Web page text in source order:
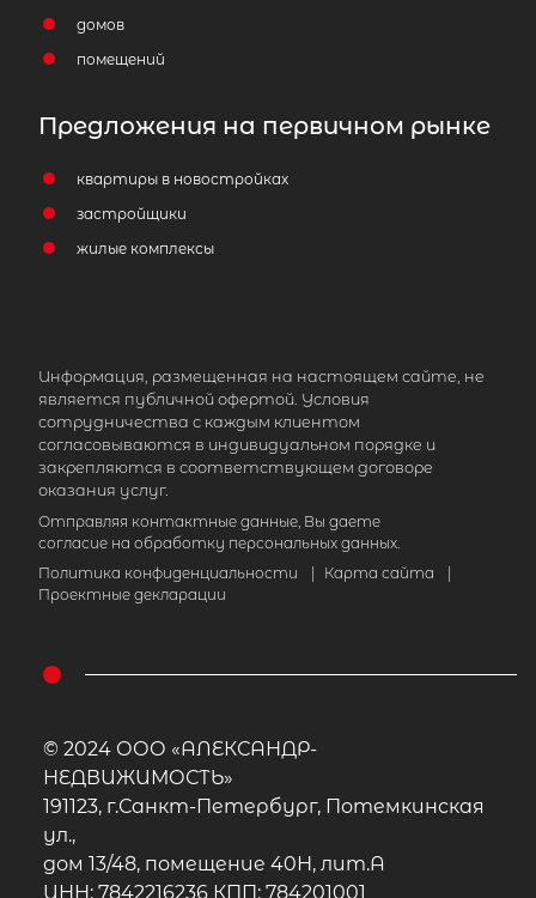
домов
помещений
Предложения на первичном рынке
квартиры в новостройках
застройщики
жилые комплексы
Информация, размещенная на настоящем сайте, не
является публичной офертой. Условия
сотрудничества с каждым клиентом
согласовываются в индивидуальном порядке и
закрепляются в соответствующем договоре
оказания услуг.
Отправляя контактные данные, Вы даете
согласие на обработку персональных данных.
Политика конфиденциальности
Карта сайта
Проектные декларации
© 2024 ООО «АЛЕКСАНДР-
НЕДВИЖИМОСТЬ»
191123, г.Санкт-Петербург, Потемкинская
ул.,
дом 13/48, помещение 40Н, лит.А
ИНН: 7842216236 КПП: 784201001